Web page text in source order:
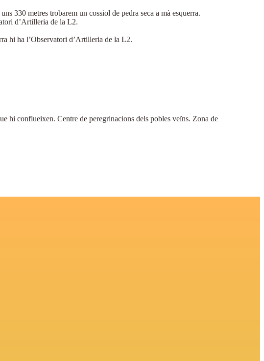
330 metres trobarem un cossiol de pedra seca a mà esquerra.
d’Artilleria de la L2.
hi ha l’Observatori d’Artilleria de la L2.
conflueixen. Centre de peregrinacions dels pobles veïns. Zona de